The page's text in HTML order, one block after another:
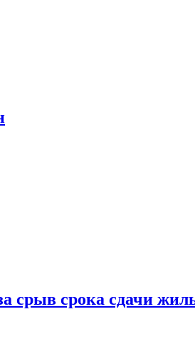
срыв срока сдачи